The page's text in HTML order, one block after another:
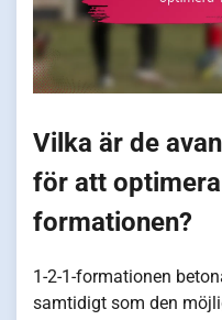
Vilka är de
för att
formationen?
1-2-1-formationen
samtidigt som den